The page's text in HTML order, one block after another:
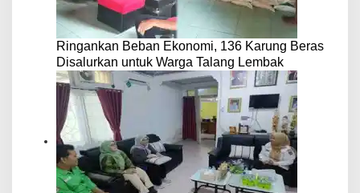
Ringankan Beban Ekonomi, 136 Karung Beras
Disalurkan untuk Warga Talang Lembak